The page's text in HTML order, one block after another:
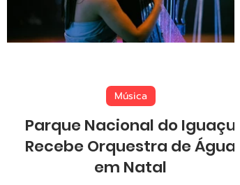
Aventura Comportamento
Parque Nacional do Iguaçu
Recebe Orquestra de Água
em Natal
Música